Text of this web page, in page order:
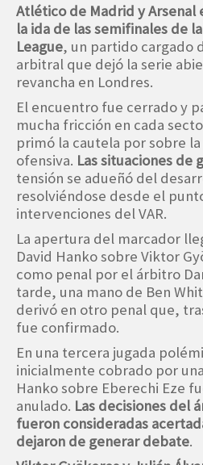
Atlético de Madrid y Arsenal
la ida de las semifinales de
League, un partido cargado
arbitral que dejó la serie
revancha en Londres.
El encuentro fue cerrado y
mucha fricción en cada
primó la cautela por sobre
ofensiva. Las situaciones de
tensión se adueñó del
resolviéndose desde el
intervenciones del VAR.
La apertura del marcador
David Hanko sobre Viktor
como penal por el árbitro
tarde, una mano de Ben
derivó en otro penal que,
fue confirmado.
En una tercera jugada
inicialmente cobrado por
Hanko sobre Eberechi Eze
anulado. Las decisiones del
fueron consideradas
dejaron de generar debate.